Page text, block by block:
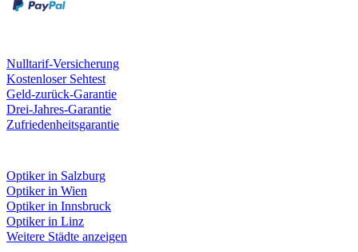
Nulltarif-Versicherung
Kostenloser Sehtest
Geld-zurück-Garantie
Drei-Jahres-Garantie
Zufriedenheitsgarantie
Optiker in Salzburg
Optiker in Wien
Optiker in Innsbruck
Optiker in Linz
Weitere Städte anzeigen